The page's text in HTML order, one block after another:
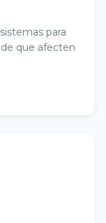
para
que afecten